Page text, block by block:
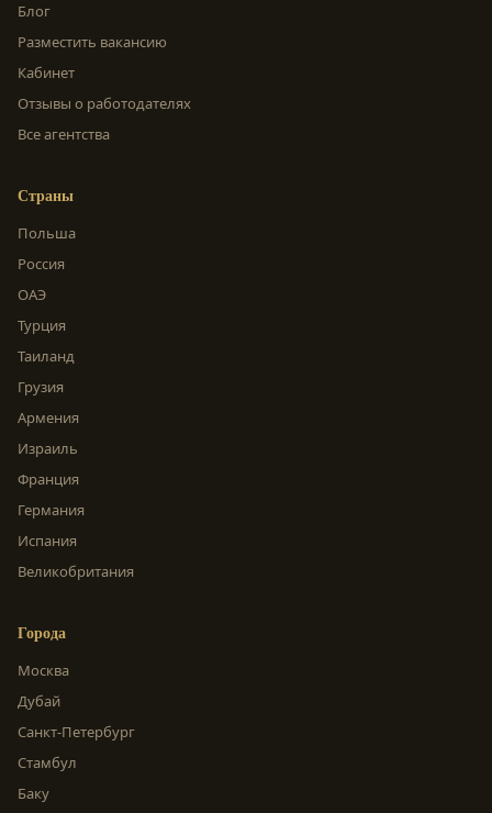
Блог
Разместить вакансию
Кабинет
Отзывы о работодателях
Все агентства
Страны
Польша
Россия
ОАЭ
Турция
Таиланд
Грузия
Армения
Израиль
Франция
Германия
Испания
Великобритания
Города
Москва
Дубай
Санкт-Петербург
Стамбул
Баку